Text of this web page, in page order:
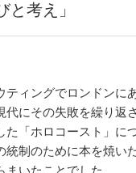
考え」
ティングでロンドンに
代にその失敗を繰り返
た「ホロコースト」に
統制のために本を焼い
まいたことでした。